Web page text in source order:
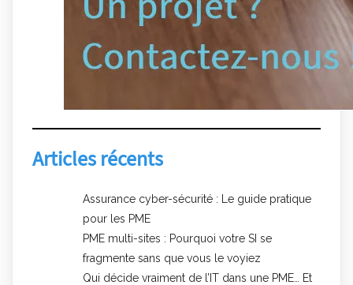
Articles récents
Assurance cyber-sécurité : Le guide pratique
pour les PME
PME multi-sites : Pourquoi votre SI se
fragmente sans que vous le voyiez
Qui décide vraiment de l’IT dans une PME… Et